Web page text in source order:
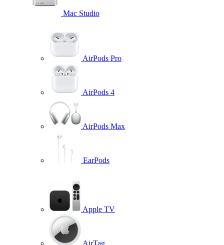
Mac Studio
AirPods Pro
AirPods 4
AirPods Max
EarPods
Apple TV